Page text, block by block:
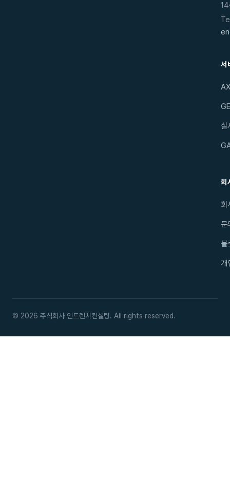
서
실
회
회
문
블
개
© 2026 주식회사 인트렌치컨설팅. All rights reserved.